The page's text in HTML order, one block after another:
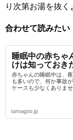
り次第お湯を抜く
合わせて読みたい
睡眠中の赤ちゃ
けは知っておき
赤ちゃんの睡眠中は、
も多いので、何か事故
ケースも少なくありませ
tamagoo.jp